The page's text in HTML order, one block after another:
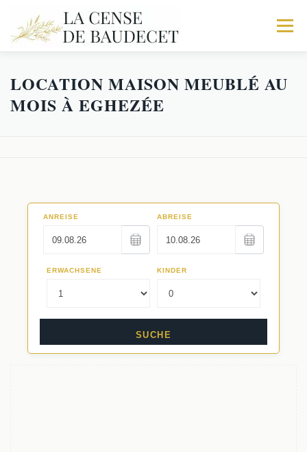
Menu
ACCUEIL NOS GITES
La Fabrique
Les Écuries
EXPÉRIENCES
Séminaires au Vert
Restaurants
LOCATION MAISON MEUBLÉ AU
MOIS À EGHEZÉE